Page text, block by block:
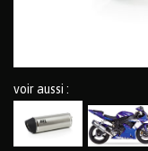
voir aussi :